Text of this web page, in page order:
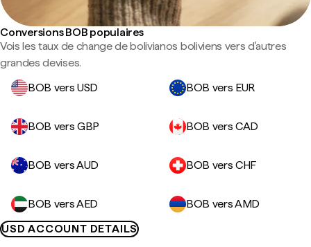
Conversions BOB populaires
Vois les taux de change de bolivianos boliviens vers d'autres
grandes devises.
BOB vers USD
BOB vers EUR
BOB vers GBP BOB vers CAD
BOB vers AUD BOB vers CHF
BOB vers AED
BOB vers AMD
USD ACCOUNT DETAILS